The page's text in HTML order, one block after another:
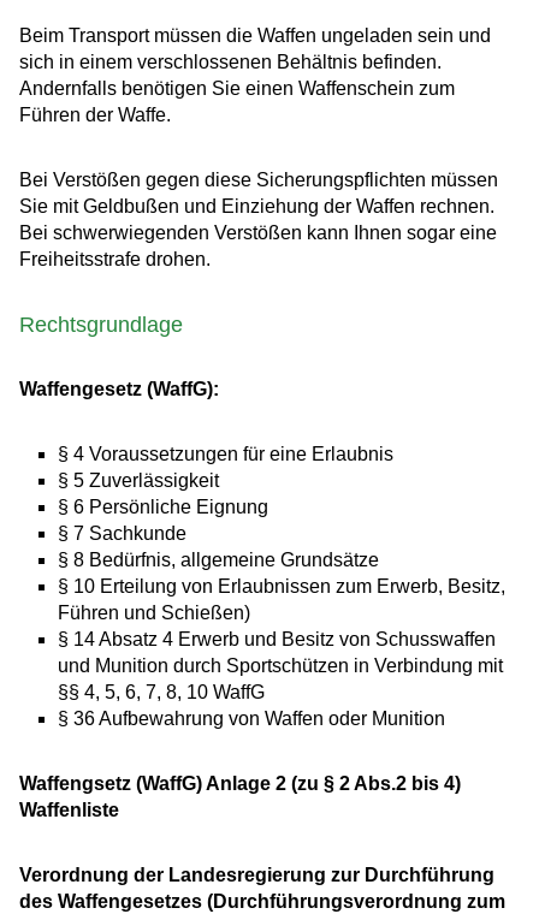
Beim Transport müssen die Waffen ungeladen sein und
sich in einem verschlossenen Behältnis befinden.
Andernfalls benötigen Sie einen Waffenschein zum
Führen der Waffe.
Bei Verstößen gegen diese Sicherungspflichten müssen
Sie mit Geldbußen und Einziehung der Waffen rechnen.
Bei schwerwiegenden Verstößen kann Ihnen sogar eine
Freiheitsstrafe drohen.
Rechtsgrundlage
Waffengesetz (WaffG):
§ 4 Voraussetzungen für eine Erlaubnis
§ 5 Zuverlässigkeit
§ 6 Persönliche Eignung
§ 7 Sachkunde
§ 8 Bedürfnis, allgemeine Grundsätze
§ 10 Erteilung von Erlaubnissen zum Erwerb, Besitz,
Führen und Schießen)
§ 14 Absatz 4 Erwerb und Besitz von Schusswaffen
und Munition durch Sportschützen in Verbindung mit
§§ 4, 5, 6, 7, 8, 10 WaffG
§ 36 Aufbewahrung von Waffen oder Munition
Waffengsetz (WaffG) Anlage 2 (zu § 2 Abs.2 bis 4)
Waffenliste
Verordnung der Landesregierung zur Durchführung
des Waffengesetzes (Durchführungsverordnung zum